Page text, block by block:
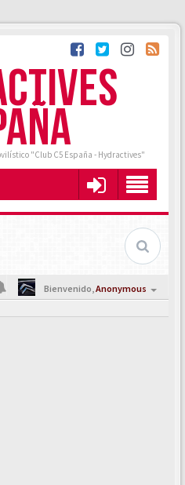
"Club C5 España - Hydractives"
Bienvenido,Anonymous